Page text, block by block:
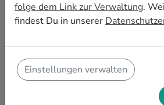
Buche Reggae Bands und
Wohnzimmerkonzert in
privaten Bühne. Auf SofaConcerts
professionelle Reggae Live-Acts,
Deinen Vorstellungen und Deinem
folge dem Link zur Verwaltung.
findest Du in unserer
Einstellungen verwalten